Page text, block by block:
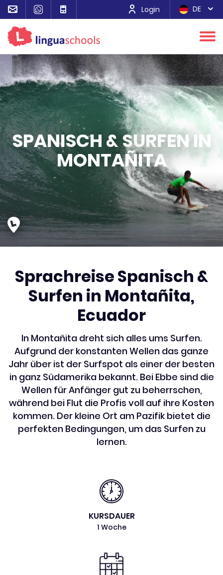
Login DE
SPANISCH & SURFEN IN
MONTAÑITA
Sprachreise Spanisch &
Surfen in Montañita,
Ecuador
In Montañita dreht sich alles ums Surfen.
Aufgrund der konstanten Wellen das ganze
Jahr über ist der Surfspot als einer der besten
in ganz Südamerika bekannt. Bei Ebbe sind die
Wellen für Anfänger gut zu beherrschen,
während bei Flut die Profis voll auf ihre Kosten
kommen. Der kleine Ort am Pazifik bietet die
perfekten Bedingungen, um das Surfen zu
lernen.
KURSDAUER
1 Woche